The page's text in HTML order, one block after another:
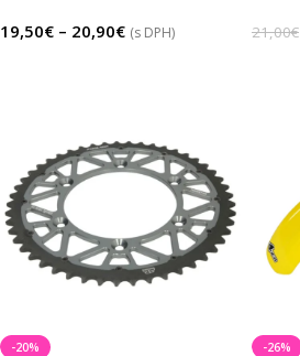
19,50€ – 20,90€ (s DPH)
21,00€
-20% -26%